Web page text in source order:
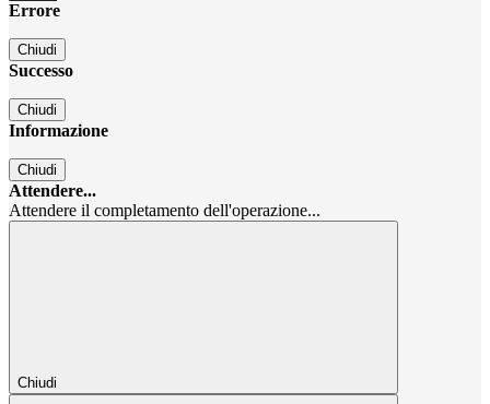
Errore
Chiudi
Successo
Chiudi
Informazione
Chiudi
Attendere...
Attendere il completamento dell'operazione...
Chiudi